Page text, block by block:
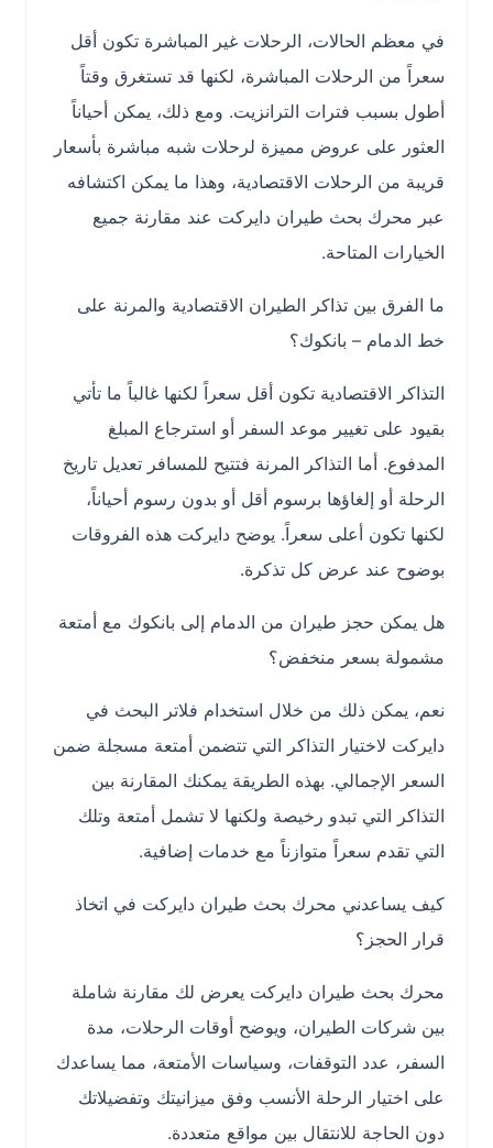
في معظم الحالات، الرحلات غير المباشرة تكون أقل
سعراً من الرحلات المباشرة، لكنها قد تستغرق وقتاً
أطول بسبب فترات الترانزيت. ومع ذلك، يمكن أحياناً
العثور على عروض مميزة لرحلات شبه مباشرة بأسعار
قريبة من الرحلات الاقتصادية، وهذا ما يمكن اكتشافه
عبر محرك بحث طيران دايركت عند مقارنة جميع
الخيارات المتاحة.
ما الفرق بين تذاكر الطيران الاقتصادية والمرنة على
خط الدمام – بانكوك؟
التذاكر الاقتصادية تكون أقل سعراً لكنها غالباً ما تأتي
بقيود على تغيير موعد السفر أو استرجاع المبلغ
المدفوع. أما التذاكر المرنة فتتيح للمسافر تعديل تاريخ
الرحلة أو إلغاؤها برسوم أقل أو بدون رسوم أحياناً،
لكنها تكون أعلى سعراً. يوضح دايركت هذه الفروقات
بوضوح عند عرض كل تذكرة.
هل يمكن حجز طيران من الدمام إلى بانكوك مع أمتعة
مشمولة بسعر منخفض؟
نعم، يمكن ذلك من خلال استخدام فلاتر البحث في
دايركت لاختيار التذاكر التي تتضمن أمتعة مسجلة ضمن
السعر الإجمالي. بهذه الطريقة يمكنك المقارنة بين
التذاكر التي تبدو رخيصة ولكنها لا تشمل أمتعة وتلك
التي تقدم سعراً متوازناً مع خدمات إضافية.
كيف يساعدني محرك بحث طيران دايركت في اتخاذ
قرار الحجز؟
محرك بحث طيران دايركت يعرض لك مقارنة شاملة
بين شركات الطيران، ويوضح أوقات الرحلات، مدة
السفر، عدد التوقفات، وسياسات الأمتعة، مما يساعدك
على اختيار الرحلة الأنسب وفق ميزانيتك وتفضيلاتك
دون الحاجة للانتقال بين مواقع متعددة.